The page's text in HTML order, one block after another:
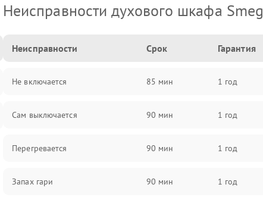
Неисправности духового шкафа Smeg
Неисправности Срок Гарантия
Не включается 85 мин 1 год
Сам выключается 90 мин 1 год
Перегревается 90 мин 1 год
Запах гари 90 мин 1 год